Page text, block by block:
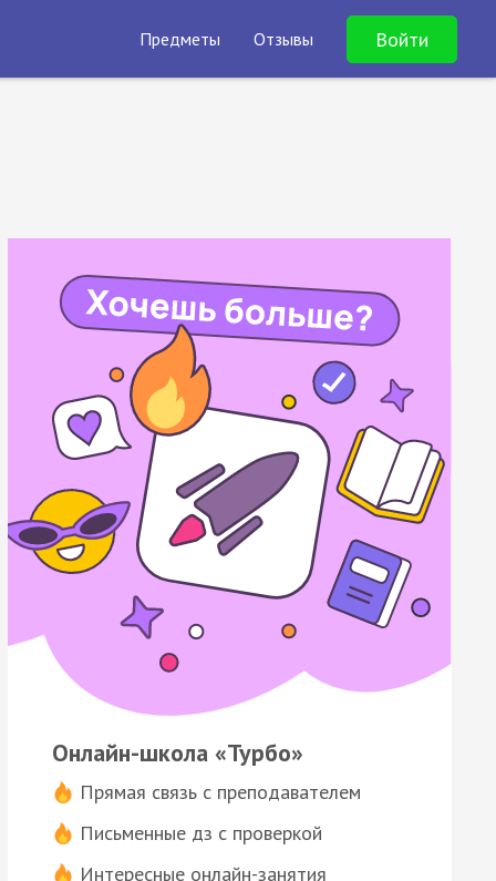
Предметы Отзывы Войти
Онлайн-школа «Турбо»
Прямая связь с преподавателем
Письменные дз с проверкой
Интересные онлайн-занятия